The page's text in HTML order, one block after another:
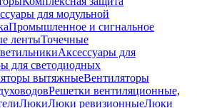
для модульной
Промышленное и сигнальное
лентыТочечные
Аксессуары для
для светодиодных
вытяжныеВентиляторы
Решетки вентиляционные,
ЛюкиЛюки ревизионныеЛюки